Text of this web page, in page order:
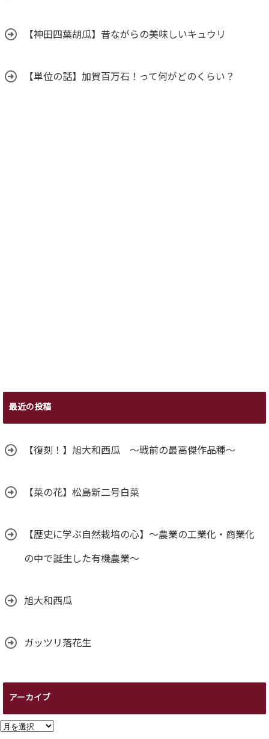
【神田四葉胡瓜】昔ながらの美味しいキュウリ
【単位の話】加賀百万石！って何がどのくらい？
最近の投稿
【復刻！】旭大和西瓜 ～戦前の最高傑作品種～
【菜の花】松島新二号白菜
【歴史に学ぶ自然栽培の心】～農業の工業化・商業化
の中で誕生した有機農業～
旭大和西瓜
ガッツリ落花生
アーカイブ
ア